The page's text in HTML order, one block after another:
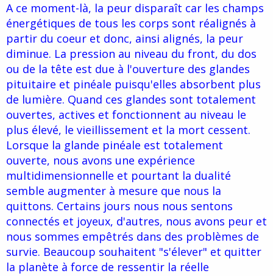
A ce moment-là, la peur disparaît car les champs
énergétiques de tous les corps sont réalignés à
partir du coeur et donc, ainsi alignés, la peur
diminue. La pression au niveau du front, du dos
ou de la tête est due à l'ouverture des glandes
pituitaire et pinéale puisqu'elles absorbent plus
de lumière. Quand ces glandes sont totalement
ouvertes, actives et fonctionnent au niveau le
plus élevé, le vieillissement et la mort cessent.
Lorsque la glande pinéale est totalement
ouverte, nous avons une expérience
multidimensionnelle et pourtant la dualité
semble augmenter à mesure que nous la
quittons. Certains jours nous nous sentons
connectés et joyeux, d'autres, nous avons peur et
nous sommes empêtrés dans des problèmes de
survie. Beaucoup souhaitent "s'élever" et quitter
la planète à force de ressentir la réelle